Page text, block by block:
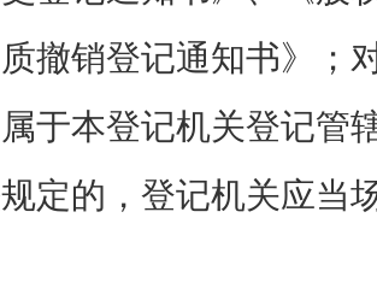
质撤销登记通知书》；
于本登记机关登记管
定的，登记机关应当